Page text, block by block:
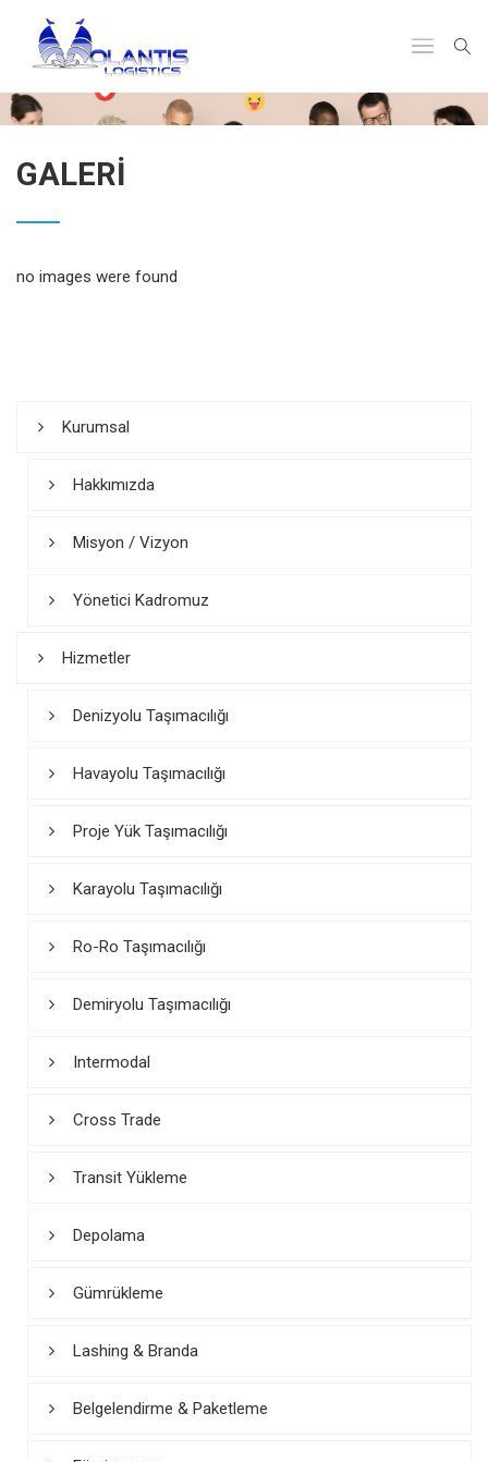
GALERI
no images were found
Kurumsal
Hakkımızda
Misyon / Vizyon
Yönetici Kadromuz
Hizmetler
Denizyolu Taşımacılığı
Havayolu Taşımacılığı
Proje Yük Taşımacılığı
Karayolu Taşımacılığı
Ro-Ro Taşımacılığı
Demiryolu Taşımacılığı
Intermodal
Cross Trade
Transit Yükleme
Depolama
Gümrükleme
Lashing & Branda
Belgelendirme & Paketleme